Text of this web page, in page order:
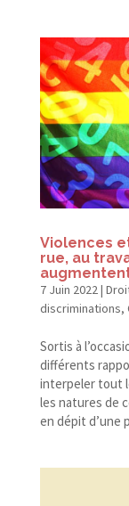
Violences
rue, au
7 Juin 2022|
discriminations,
Sortis à
différents
interpeler tout
les natures de
en dépit d’une